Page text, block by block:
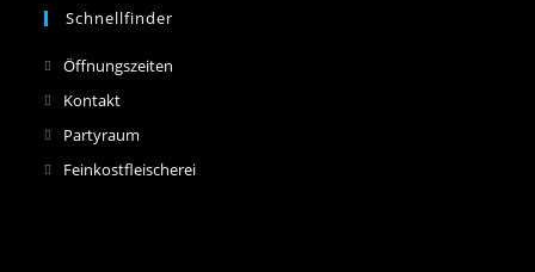
Schnellfinder
Öffnungszeiten
tab
KontaktOpens
in
a
Partyraum
in
FeinkostfleischereiOpens